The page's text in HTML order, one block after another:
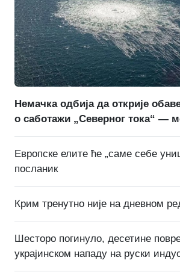
Немачка одбија да открије
о саботажи „Северног тока“ —
Европске елите ће „саме себе
посланик
Крим тренутно није на дневном
Шесторо погинуло, десетине
украјинском нападу на руски